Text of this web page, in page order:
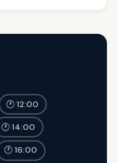
🕐 12:00
🕐 14:00
🕐 16:00